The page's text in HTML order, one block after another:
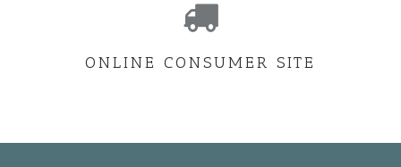
ONLINE CONSUMER SITE